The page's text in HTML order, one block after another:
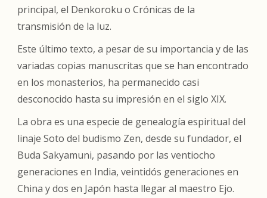
principal, el Denkoroku o Crónicas de la
transmisión de la luz.
Este último texto, a pesar de su importancia y de las
variadas copias manuscritas que se han encontrado
en los monasterios, ha permanecido casi
desconocido hasta su impresión en el siglo XIX.
La obra es una especie de genealogía espiritual del
linaje Soto del budismo Zen, desde su fundador, el
Buda Sakyamuni, pasando por las ventiocho
generaciones en India, veintidós generaciones en
China y dos en Japón hasta llegar al maestro Ejo.